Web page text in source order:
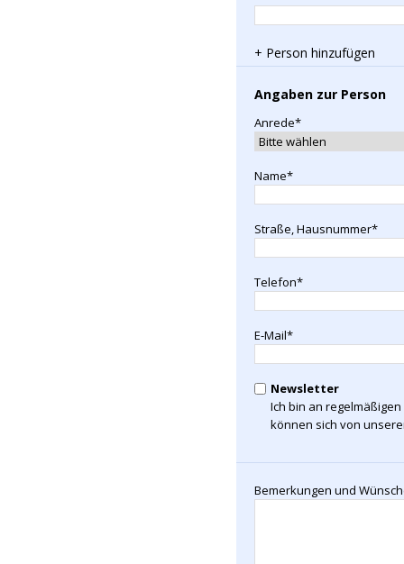
+ Person hinzufügen
Angaben zur Person
Anrede*
Name*
Straße, Hausnummer*
Telefon*
E-Mail*
Newsletter
Ich bin an
können sich von
Bemerkungen und